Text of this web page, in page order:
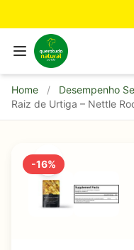
Home / Desempenho
Raiz de Urtiga – Nettle
-16%